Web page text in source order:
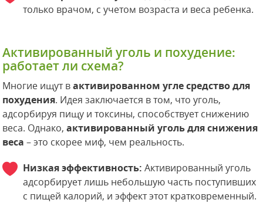
только врачом, с учетом возраста и веса ребенка.
Активированный уголь и похудение:
работает ли схема?
Многие ищут вактивированном угле средство для
похудения. Идея заключается в том, что уголь,
адсорбируя пищу и токсины, способствует снижению
веса. Однако,активированный уголь для снижения
веса – это скорее миф, чем реальность.
Низкая эффективность: Активированный уголь
адсорбирует лишь небольшую часть поступивших
с пищей калорий, и эффект этот кратковременный.